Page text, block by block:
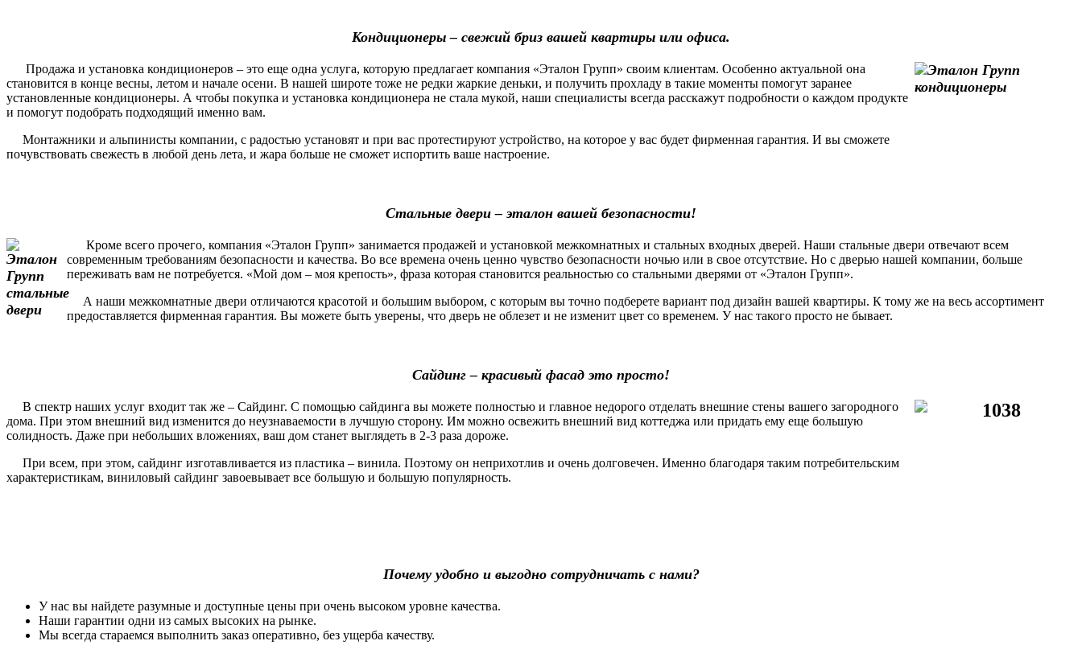
Кондиционеры – свежий бриз вашей квартиры или офиса.
Продажа и установка кондиционеров – это еще одна услуга, которую предлагает компания «Эталон Групп» своим клиентам. Особенно актуальной она
становится в конце весны, летом и начале осени. В нашей широте тоже не редки жаркие деньки, и получить прохладу в такие моменты помогут заранее
установленные кондиционеры. А чтобы покупка и установка кондиционера не стала мукой, наши специалисты всегда расскажут подробности о каждом продукте
и помогут подобрать подходящий именно вам.
Монтажники и альпинисты компании, с радостью установят и при вас протестируют устройство, на которое у вас будет фирменная гарантия. И вы сможете
почувствовать свежесть в любой день лета, и жара больше не сможет испортить ваше настроение.
Стальные двери – эталон вашей безопасности!
Кроме всего прочего, компания «Эталон Групп» занимается продажей и установкой межкомнатных и стальных входных дверей. Наши стальные двери отвечают всем
современным требованиям безопасности и качества. Во все времена очень ценно чувство безопасности ночью или в свое отсутствие. Но с дверью нашей компании, больше
переживать вам не потребуется. «Мой дом – моя крепость», фраза которая становится реальностью со стальными дверями от «Эталон Групп».
А наши межкомнатные двери отличаются красотой и большим выбором, с которым вы точно подберете вариант под дизайн вашей квартиры. К тому же на весь ассортимент
предоставляется фирменная гарантия. Вы можете быть уверены, что дверь не облезет и не изменит цвет со временем. У нас такого просто не бывает.
Сайдинг – красивый фасад это просто!
В спектр наших услуг входит так же – Сайдинг. С помощью сайдинга вы можете полностью и главное недорого отделать внешние стены вашего загородного
дома. При этом внешний вид изменится до неузнаваемости в лучшую сторону. Им можно освежить внешний вид коттеджа или придать ему еще большую
солидность. Даже при небольших вложениях, ваш дом станет выглядеть в 2-3 раза дороже.
При всем, при этом, сайдинг изготавливается из пластика – винила. Поэтому он неприхотлив и очень долговечен. Именно благодаря таким потребительским
характеристикам, виниловый сайдинг завоевывает все большую и большую популярность.
Почему удобно и выгодно сотрудничать с нами?
У нас вы найдете разумные и доступные цены при очень высоком уровне качества.
Наши гарантии одни из самых высоких на рынке.
Мы всегда стараемся выполнить заказ оперативно, без ущерба качеству.